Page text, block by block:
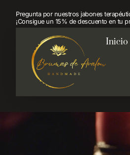
Pregunta por nuestros jabones
¡Consigue un 15% de descuento en tu
Inicio